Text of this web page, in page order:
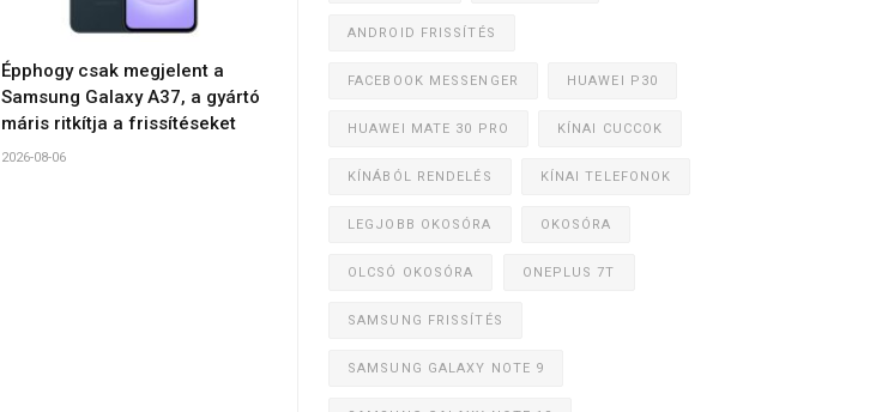
Épphogy csak megjelent a
Samsung Galaxy A37, a gyártó
máris ritkítja a frissítéseket
2026-08-06
ANDROID FRISSÍTÉS
FACEBOOK MESSENGER HUAWEI P30
HUAWEI MATE 30 PRO KÍNAI CUCCOK
KÍNÁBÓL RENDELÉS KÍNAI TELEFONOK
LEGJOBB OKOSÓRA OKOSÓRA
OLCSÓ OKOSÓRA ONEPLUS 7T
SAMSUNG FRISSÍTÉS
SAMSUNG GALAXY NOTE 9